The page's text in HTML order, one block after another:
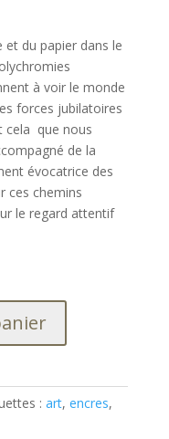
et du papier dans le
à voir le monde
forces jubilatoires
cela que nous
de la
évocatrice des
ces chemins
le regard attentif
: art, encres,